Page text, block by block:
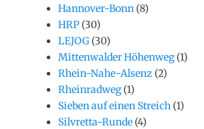
Hannover-Bonn (8)
HRP (30)
LEJOG (30)
Mittenwalder Höhenweg(1)
Rhein-Nahe-Alsenz (2)
Rheinradweg(1)
Sieben auf einen Streich (1)
Silvretta-Runde (4)